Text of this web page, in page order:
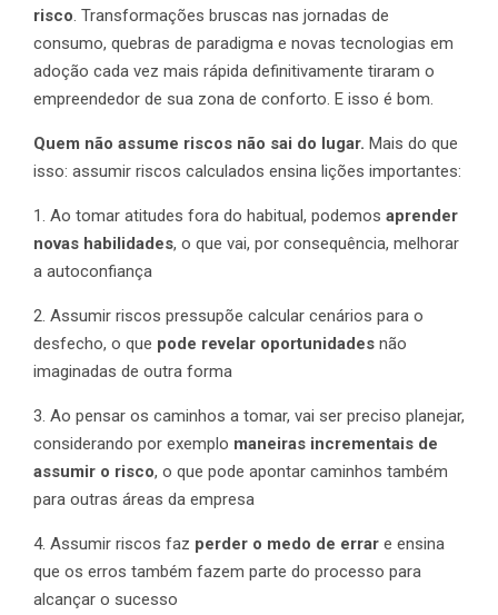
risco. Transformações bruscas nas jornadas de
consumo, quebras de paradigma e novas tecnologias em
adoção cada vez mais rápida definitivamente tiraram o
empreendedor de sua zona de conforto. E isso é bom.
Quem não assume riscos não sai do lugar. Mais do que
isso: assumir riscos calculados ensina lições importantes:
1. Ao tomar atitudes fora do habitual, podemos aprender
novas habilidades, o que vai, por consequência, melhorar
a autoconfiança
2. Assumir riscos pressupõe calcular cenários para o
desfecho, o que pode revelar oportunidades não
imaginadas de outra forma
3. Ao pensar os caminhos a tomar, vai ser preciso planejar,
considerando por exemplo maneiras incrementais de
assumir o risco, o que pode apontar caminhos também
para outras áreas da empresa
4. Assumir riscos faz perder o medo de errar e ensina
que os erros também fazem parte do processo para
alcançar o sucesso